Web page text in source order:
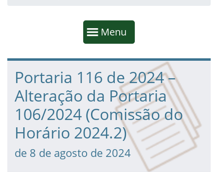
Mostrar
Menu
Fim da navegação
Início do conteúdo
Portaria 116 de 2024 –
Alteração da Portaria
106/2024 (Comissão do
Horário 2024.2)
de 8 de agosto de 2024